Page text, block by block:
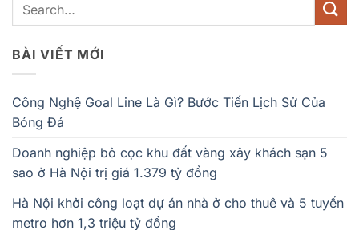
BÀI VIẾT MỚI
Công Nghệ Goal Line Là Gì? Bước Tiến Lịch Sử Của
Bóng Đá
Doanh nghiệp bỏ cọc khu đất vàng xây khách sạn 5
sao ở Hà Nội trị giá 1.379 tỷ đồng
Hà Nội khởi công loạt dự án nhà ở cho thuê và 5 tuyến
metro hơn 1,3 triệu tỷ đồng